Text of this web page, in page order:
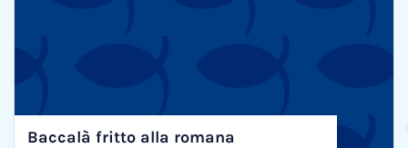
Baccalà fritto alla romana